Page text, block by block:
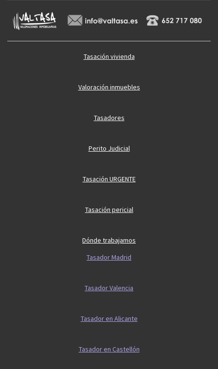
Tasación vivienda
Valoración inmuebles
Tasadores
Perito Judicial
Tasación URGENTE
Tasación pericial
Dónde trabajamos
Tasador Madrid
Tasador Valencia
Tasador en Alicante
Tasador en Castellón